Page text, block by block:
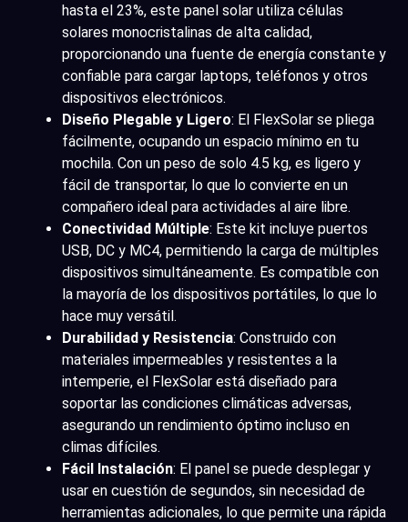
hasta el 23%, este panel solar utiliza células
solares monocristalinas de alta calidad,
proporcionando una fuente de energía constante y
confiable para cargar laptops, teléfonos y otros
dispositivos electrónicos.
Diseño Plegable y Ligero: El FlexSolar se pliega
fácilmente, ocupando un espacio mínimo en tu
mochila. Con un peso de solo 4.5 kg, es ligero y
fácil de transportar, lo que lo convierte en un
compañero ideal para actividades al aire libre.
Conectividad Múltiple: Este kit incluye puertos
USB, DC y MC4, permitiendo la carga de múltiples
dispositivos simultáneamente. Es compatible con
la mayoría de los dispositivos portátiles, lo que lo
hace muy versátil.
Durabilidad y Resistencia: Construido con
materiales impermeables y resistentes a la
intemperie, el FlexSolar está diseñado para
soportar las condiciones climáticas adversas,
asegurando un rendimiento óptimo incluso en
climas difíciles.
Fácil Instalación: El panel se puede desplegar y
usar en cuestión de segundos, sin necesidad de
herramientas adicionales, lo que permite una rápida